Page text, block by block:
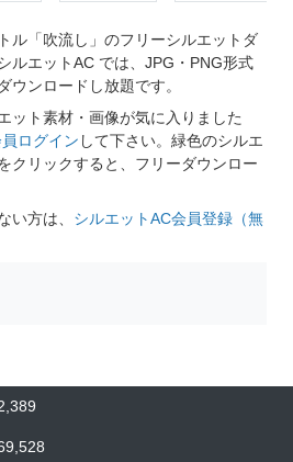
ル「吹流し」のフリーシルエットダ
ルエットAC では、JPG・PNG形式
ウンロードし放題です。
ット素材・画像が気に入りました
ログイン して下さい。緑色のシルエ
クリックすると、フリーダウンロー
い方は、 シルエットAC会員登録（無